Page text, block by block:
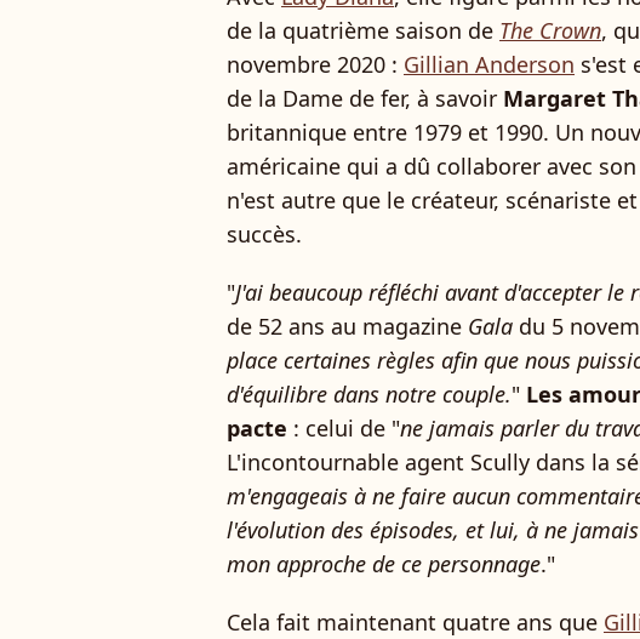
de la quatrième saison de The Crown,
novembre 2020 : Gillian Anderson s'est
de la Dame de fer, à savoir Margaret
britannique entre 1979 et 1990. Un
américaine qui a dû collaborer avec
n'est autre que le créateur, scénariste
succès.
"J'ai beaucoup réfléchi avant d'accepter le
de 52 ans au magazine Gala du 5
place certaines règles afin que nous
d'équilibre dans notre couple." Les
pacte : celui de "ne jamais parler du
L'incontournable agent Scully dans la
m'engageais à ne faire aucun
l'évolution des épisodes, et lui, à ne
mon approche de ce personnage."
Cela fait maintenant quatre ans que